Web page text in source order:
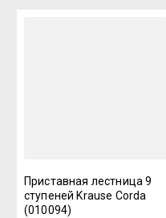
Приставная лестница 9
ступеней Krause Corda
(010094)